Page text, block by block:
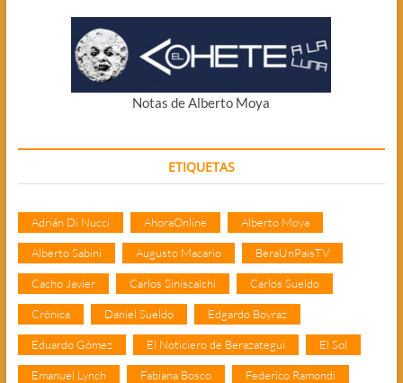
Notas de Alberto Moya
ETIQUETAS
Adrián Di Nucci AhoraOnline Alberto Moya
Alberto Sabini Augusto Macario BeraUnPaisTV
Cacho Javier Carlos Siniscalchi Carlos Sueldo
Crónica Daniel Sueldo Edgardo Boyraz
Eduardo Gómez El Noticiero de Berazategui El Sol
Emanuel Lynch Fabiana Bosco Federico Ramondi